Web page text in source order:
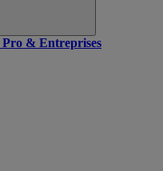
Pro & Entreprises